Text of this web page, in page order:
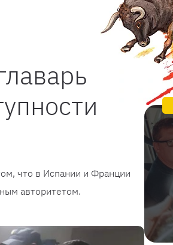
что в Испании и Франции
авторитетом.